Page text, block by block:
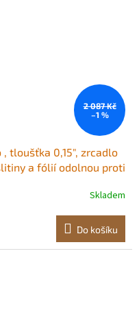
2 087 Kč
–1 %
tloušťka 0,15", zrcadlo
a fólií odolnou proti
obývacího pokoje
Skladem
Do košíku